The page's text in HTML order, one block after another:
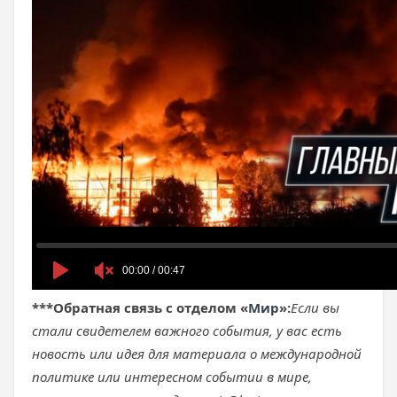
***Обратная связь с отделом «Мир»:Если вы
стали свидетелем важного события, у вас есть
новость или идея для материала о международной
политике или интересном событии в мире,